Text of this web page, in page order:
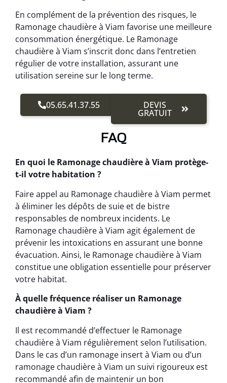
En complément de la prévention des risques, le
Ramonage chaudière à Viam favorise une meilleure
consommation énergétique. Le Ramonage
chaudière à Viam s’inscrit donc dans l’entretien
régulier de votre installation, assurant une
utilisation sereine sur le long terme.
05.65.41.37.55 DEVIS
GRATUIT
FAQ
En quoi le Ramonage chaudière à Viam protège-
t-il votre habitation ?
Faire appel au Ramonage chaudière à Viam permet
à éliminer les dépôts de suie et de bistre
responsables de nombreux incidents. Le
Ramonage chaudière à Viam agit également de
prévenir les intoxications en assurant une bonne
évacuation. Ainsi, le Ramonage chaudière à Viam
constitue une obligation essentielle pour préserver
votre habitat.
À quelle fréquence réaliser un Ramonage
chaudière à Viam ?
Il est recommandé d’effectuer le Ramonage
chaudière à Viam régulièrement selon l’utilisation.
Dans le cas d’un ramonage insert à Viam ou d’un
ramonage chaudière à Viam un suivi rigoureux est
recommandé afin de maintenir un bon